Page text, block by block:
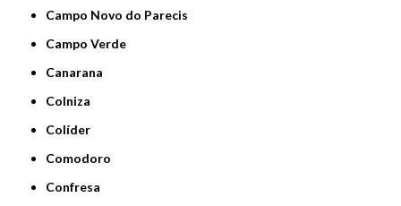
Campo Novo do Parecis
Campo Verde
Canarana
Colniza
Colíder
Comodoro
Confresa